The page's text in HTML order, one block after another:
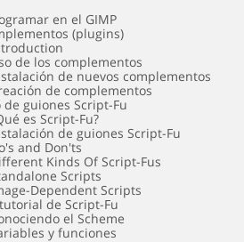
en el GIMP
(plugins)
de los complementos
de nuevos complementos
de complementos
de guiones Script-Fu
es Script-Fu?
de guiones Script-Fu
and Don'ts
Kinds Of Script-Fus
Scripts
Dependent Scripts
de Script-Fu
el Scheme
y funciones